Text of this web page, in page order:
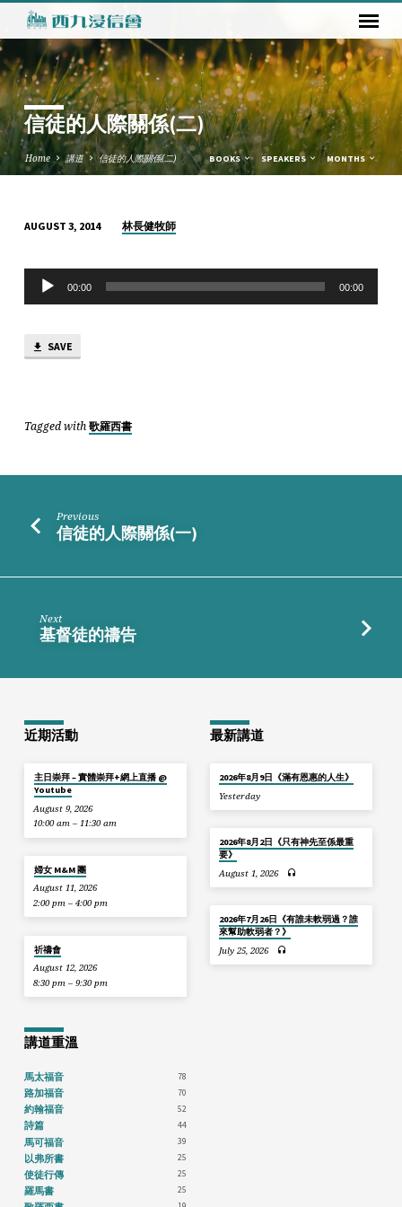
信徒的人際關係(二)
Home 講道 信徒的人際關係(二) BOOKS SPEAKERS MONTHS
徒
的
人
關
AUGUST 3, 2014 林長健牧師
Audio
Player
00:00 00:00
SAVE
Tagged with 歌羅西書
Previous
信徒的人際關係(一)
Next
基督徒的禱告
近期活動
主日崇拜 – 實體崇拜+網上直播 @
Youtube
August 9, 2026
10:00 am – 11:30 am
婦女 M&M 團
August 11, 2026
2:00 pm – 4:00 pm
祈禱會
August 12, 2026
8:30 pm – 9:30 pm
最新講道
2026年8月9日《滿有恩惠的人生》
Yesterday
2026年8月2日《只有神先至係最重
要》
August 1, 2026
2026年7月26日《有誰未軟弱過？誰
來幫助軟弱者？》
July 25, 2026
講道重溫
馬太福音 78
路加福音 70
約翰福音 52
詩篇 44
馬可福音 39
以弗所書 25
使徒行傳 25
羅馬書 25